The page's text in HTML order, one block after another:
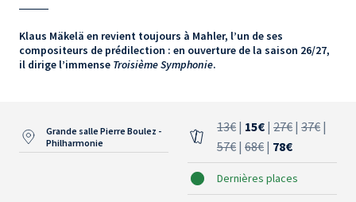
Klaus Mäkelä en revient toujours à Mahler, l’un de ses
compositeurs de prédilection : en ouverture de la saison 26/27,
il dirige l’immense Troisième Symphonie.
Grande salle Pierre Boulez -
Philharmonie
13€ | 15€ | 27€ | 37€ |
57€ | 68€ | 78€
Dernières places